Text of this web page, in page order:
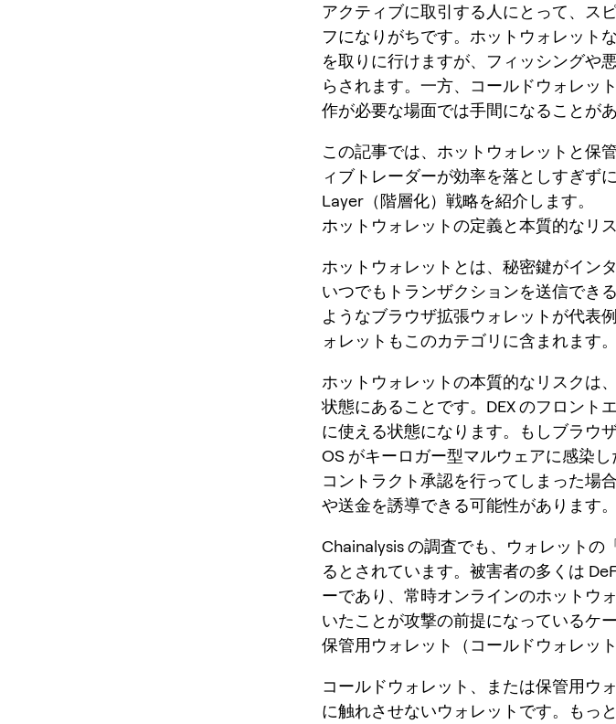
アクティブに取引する人にとって、ス
フになりがちです。ホットウォレット
を取りに行けますが、フィッシングや
らされます。一方、コールドウォレッ
作が必要な場面では手間になることが
この記事では、ホットウォレットと保
ィブトレーダーが効率を落としすぎず
Layer（階層化）戦略を紹介します。
ホットウォレットの定義と本質的なリ
ホットウォレットとは、秘密鍵がイン
いつでもトランザクションを送信でき
ようなブラウザ拡張ウォレットが代表
ォレットもこのカテゴリに含まれます。
ホットウォレットの本質的なリスクは
状態にあることです。DEX のフロント
に使える状態になります。もしブラウ
OS がキーロガー型マルウェアに感染
コントラクト承認を行ってしまった場
や送金を誘導できる可能性があります。
Chainalysis の調査でも、ウォレット
るとされています。被害者の多くは
ーであり、常時オンラインのホットウ
いたことが攻撃の前提になっているケ
保管用ウォレット（コールドウォレッ
コールドウォレット、または保管用ウ
に触れさせないウォレットです。もっ